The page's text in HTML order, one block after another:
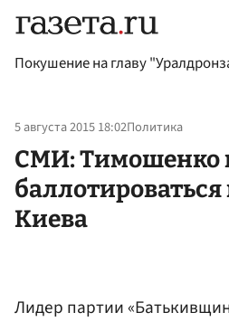
Покушение на главу
5 августа 2015 18:02Политика
СМИ: Тимошенко
Киева
Лидер партии